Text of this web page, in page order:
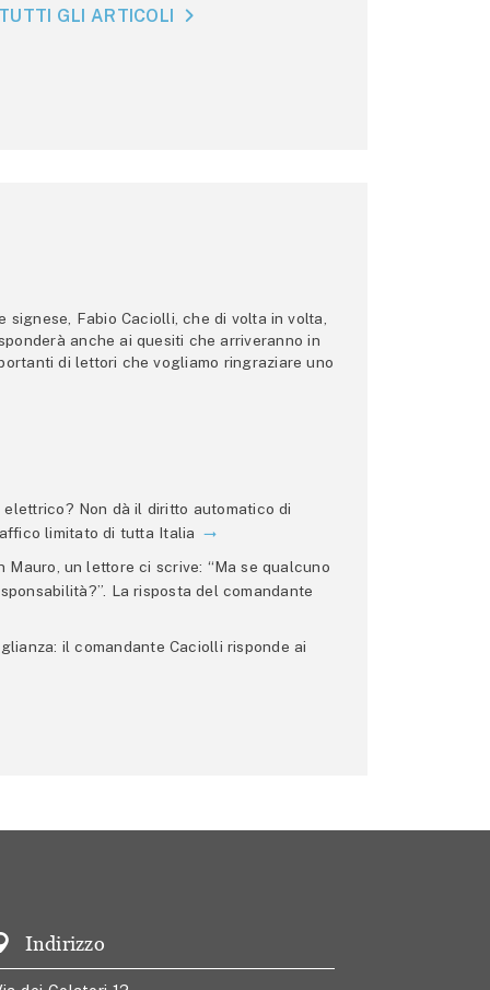
GLI ARTICOLI
Fabio Caciolli, che di volta in volta,
anche ai quesiti che arriveranno in
di lettori che vogliamo ringraziare uno
Non dà il diritto automatico di
limitato di tutta Italia
Mauro, un lettore ci scrive: “Ma se qualcuno
La risposta del comandante
il comandante Caciolli risponde ai
Indirizzo